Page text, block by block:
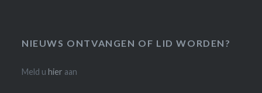
NIEUWS ONTVANGEN OF LID WORDEN?
Meld uhier aan